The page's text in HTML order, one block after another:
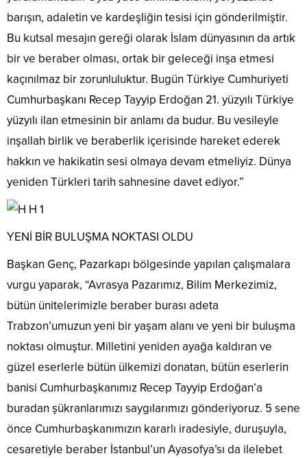
barışın, adaletin ve kardeşliğin tesisi için gönderilmiştir.
Bu kutsal mesajın gereği olarak İslam dünyasının da artık
bir ve beraber olması, ortak bir geleceği inşa etmesi
kaçınılmaz bir zorunluluktur. Bugün Türkiye Cumhuriyeti
Cumhurbaşkanı Recep Tayyip Erdoğan 21. yüzyılı Türkiye
yüzyılı ilan etmesinin bir anlamı da budur. Bu vesileyle
inşallah birlik ve beraberlik içerisinde hareket ederek
hakkın ve hakikatin sesi olmaya devam etmeliyiz. Dünya
yeniden Türkleri tarih sahnesine davet ediyor.”
YENİ BİR BULUŞMA NOKTASI OLDU
Başkan Genç, Pazarkapı bölgesinde yapılan çalışmalara
vurgu yaparak, “Avrasya Pazarımız, Bilim Merkezimiz,
bütün ünitelerimizle beraber burası adeta
Trabzon’umuzun yeni bir yaşam alanı ve yeni bir buluşma
noktası olmuştur. Milletini yeniden ayağa kaldıran ve
güzel eserlerle bütün ülkemizi donatan, bütün eserlerin
banisi Cumhurbaşkanımız Recep Tayyip Erdoğan’a
buradan şükranlarımızı saygılarımızı gönderiyoruz. 5 sene
önce Cumhurbaşkanımızın kararlı iradesiyle, duruşuyla,
cesaretiyle beraber İstanbul’un Ayasofya’sı da ilelebet